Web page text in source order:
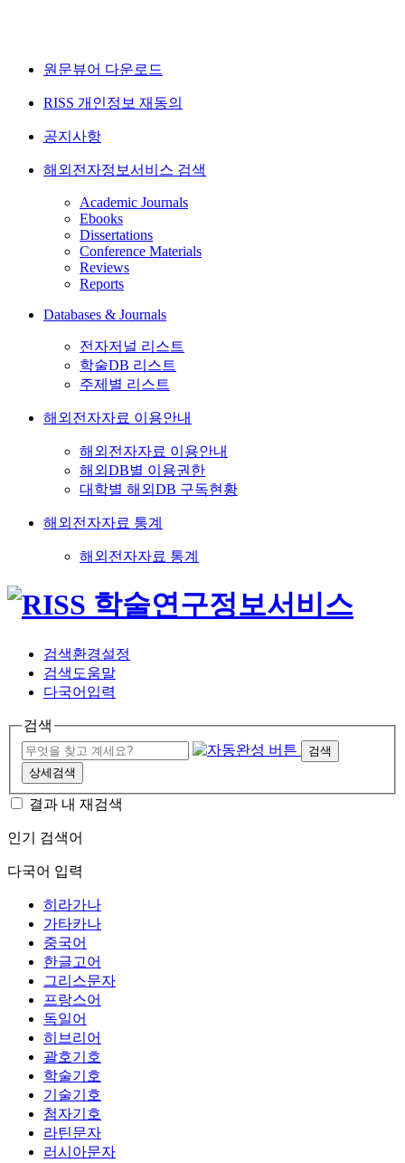
원문뷰어 다운로드
RISS 개인정보 재동의
공지사항
해외전자정보서비스 검색
Academic Journals
Ebooks
Dissertations
Conference Materials
Reviews
Reports
Databases & Journals
전자저널 리스트
학술DB 리스트
주제별 리스트
해외전자자료 이용안내
해외전자자료 이용안내
해외DB별 이용권한
대학별 해외DB 구독현황
해외전자자료 통계
해외전자자료 통계
검색환경설정
검색도움말
다국어입력
검색
검색
상세검색
결과 내 재검색
인기 검색어
다국어 입력
히라가나
가타카나
중국어
한글고어
그리스문자
프랑스어
독일어
히브리어
괄호기호
학술기호
기술기호
첨자기호
라틴문자
러시아문자